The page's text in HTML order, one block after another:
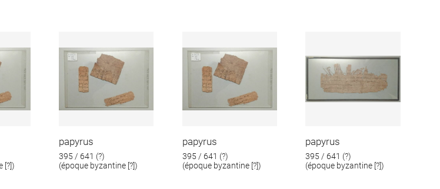
[?])
papyrus
395 / 641 (?)
(époque byzantine [?])
papyrus
395 / 641 (?)
(époque byzantine [?])
papyrus
395 / 641 (?)
(époque byzantine [?])